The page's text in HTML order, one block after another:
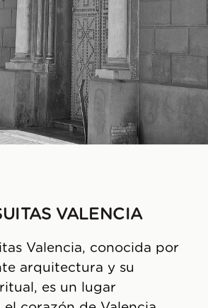
VALENCIA
Valencia, conocida por
arquitectura y su
es un lugar